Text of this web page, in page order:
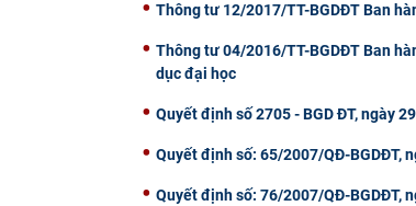
Thông tư 12/2017/TT-BGDĐT Ban
Thông tư 04/2016/TT-BGDĐT Ban
dục đại học
Quyết định số 2705 - BGD ĐT, ngày
Quyết định số: 65/2007/QĐ-BGDĐT,
Quyết định số: 76/2007/QĐ-BGDĐT,